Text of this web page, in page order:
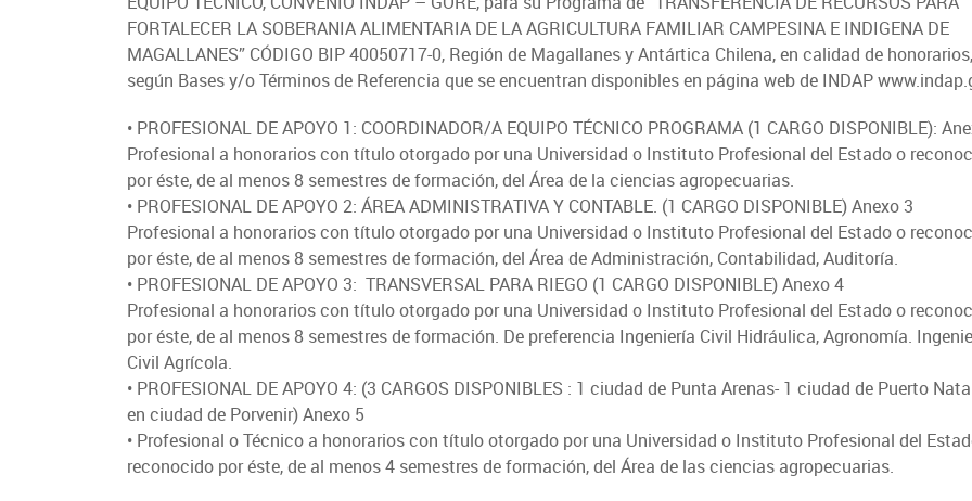
Oficina virtual de atención ciudadana
Indicadores de Gestión
Trabaje en INDAP
Crédito Corto Plazo
Ver todos los Programas
Concursos de Fomento
Suscríbase a nuestras noticias
FOTOGRAFÍA BIBLIOTECA
FORTALECER LA SOBERANIA ALIMENTARIA DE LA AGRICULTURA FAMILIAR CAMPESINA E INDIGENA DE
MAGALLANES” CÓDIGO BIP 40050717-0, Región de Magallanes y Antártica Chilena, en calidad de honorarios,
según Bases y/o Términos de Referencia que se encuentran disponibles en página web de INDAP
• PROFESIONAL DE APOYO 1: COORDINADOR/A EQUIPO TÉCNICO PROGRAMA (1 CARGO DISPONIBLE):
Profesional a honorarios con título otorgado por una Universidad o Instituto Profesional del Estado o
por éste, de al menos 8 semestres de formación, del Área de la ciencias agropecuarias.
• PROFESIONAL DE APOYO 2: ÁREA ADMINISTRATIVA Y CONTABLE. (1 CARGO DISPONIBLE) Anexo 3
Profesional a honorarios con título otorgado por una Universidad o Instituto Profesional del Estado o
por éste, de al menos 8 semestres de formación, del Área de Administración, Contabilidad, Auditoría.
• PROFESIONAL DE APOYO 3: TRANSVERSAL PARA RIEGO (1 CARGO DISPONIBLE) Anexo 4
Profesional a honorarios con título otorgado por una Universidad o Instituto Profesional del Estado o
por éste, de al menos 8 semestres de formación. De preferencia Ingeniería Civil Hidráulica, Agronomía.
Civil Agrícola.
• PROFESIONAL DE APOYO 4: (3 CARGOS DISPONIBLES : 1 ciudad de Punta Arenas- 1 ciudad de Puerto
en ciudad de Porvenir) Anexo 5
• Profesional o Técnico a honorarios con título otorgado por una Universidad o Instituto Profesional del
reconocido por éste, de al menos 4 semestres de formación, del Área de las ciencias agropecuarias.